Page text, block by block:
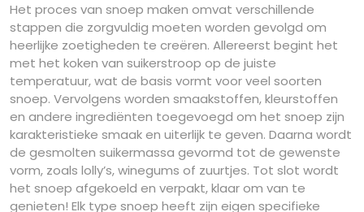
Het proces van snoep maken omvat verschillende
stappen die zorgvuldig moeten worden gevolgd om
heerlijke zoetigheden te creëren. Allereerst begint het
met het koken van suikerstroop op de juiste
temperatuur, wat de basis vormt voor veel soorten
snoep. Vervolgens worden smaakstoffen, kleurstoffen
en andere ingrediënten toegevoegd om het snoep zijn
karakteristieke smaak en uiterlijk te geven. Daarna wordt
de gesmolten suikermassa gevormd tot de gewenste
vorm, zoals lolly’s, winegums of zuurtjes. Tot slot wordt
het snoep afgekoeld en verpakt, klaar om van te
genieten! Elk type snoep heeft zijn eigen specifieke